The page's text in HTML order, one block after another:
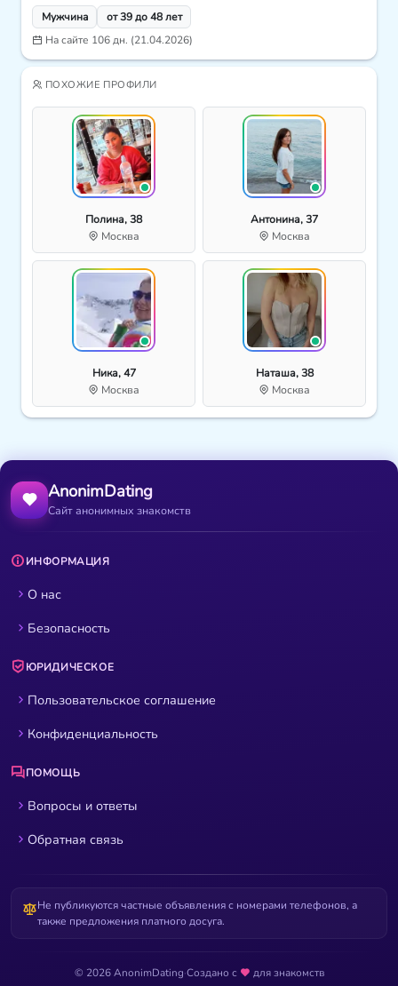
Мужчина
от 39 до 48 лет
На сайте 106 дн. (21.04.2026)
ПОХОЖИЕ ПРОФИЛИ
Полина, 38
Москва
Антонина, 37
Москва
Ника, 47
Москва
Наташа, 38
Москва
AnonimDating
Сайт анонимных знакомств
ИНФОРМАЦИЯ
О нас
Безопасность
ЮРИДИЧЕСКОЕ
Пользовательское соглашение
Конфиденциальность
ПОМОЩЬ
Вопросы и ответы
Обратная связь
Не публикуются частные объявления с номерами телефонов, а
также предложения платного досуга.
© 2026 AnonimDating·Создано с для знакомств